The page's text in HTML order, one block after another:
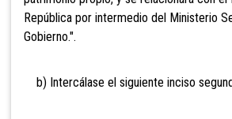
República por intermedio del Ministerio
Gobierno.".
b) Intercálase el siguiente inciso